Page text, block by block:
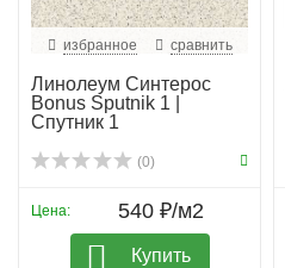
избранное сравнить
Линолеум Синтерос
Bonus Sputnik 1 |
Спутник 1
(0)
Цена: 540 ₽/м2
Купить